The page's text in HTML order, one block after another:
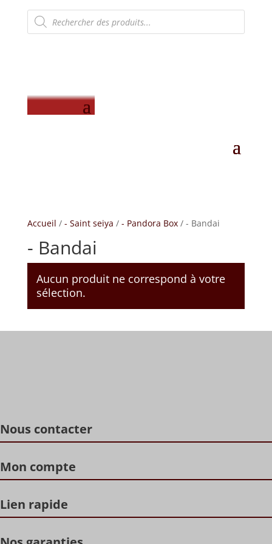
Recherche
de
produits
Accueil / - Saint seiya / - Pandora Box/ - Bandai
- Bandai
Aucun produit ne correspond à votre
sélection.
Nous contacter
Mon compte
Lien rapide